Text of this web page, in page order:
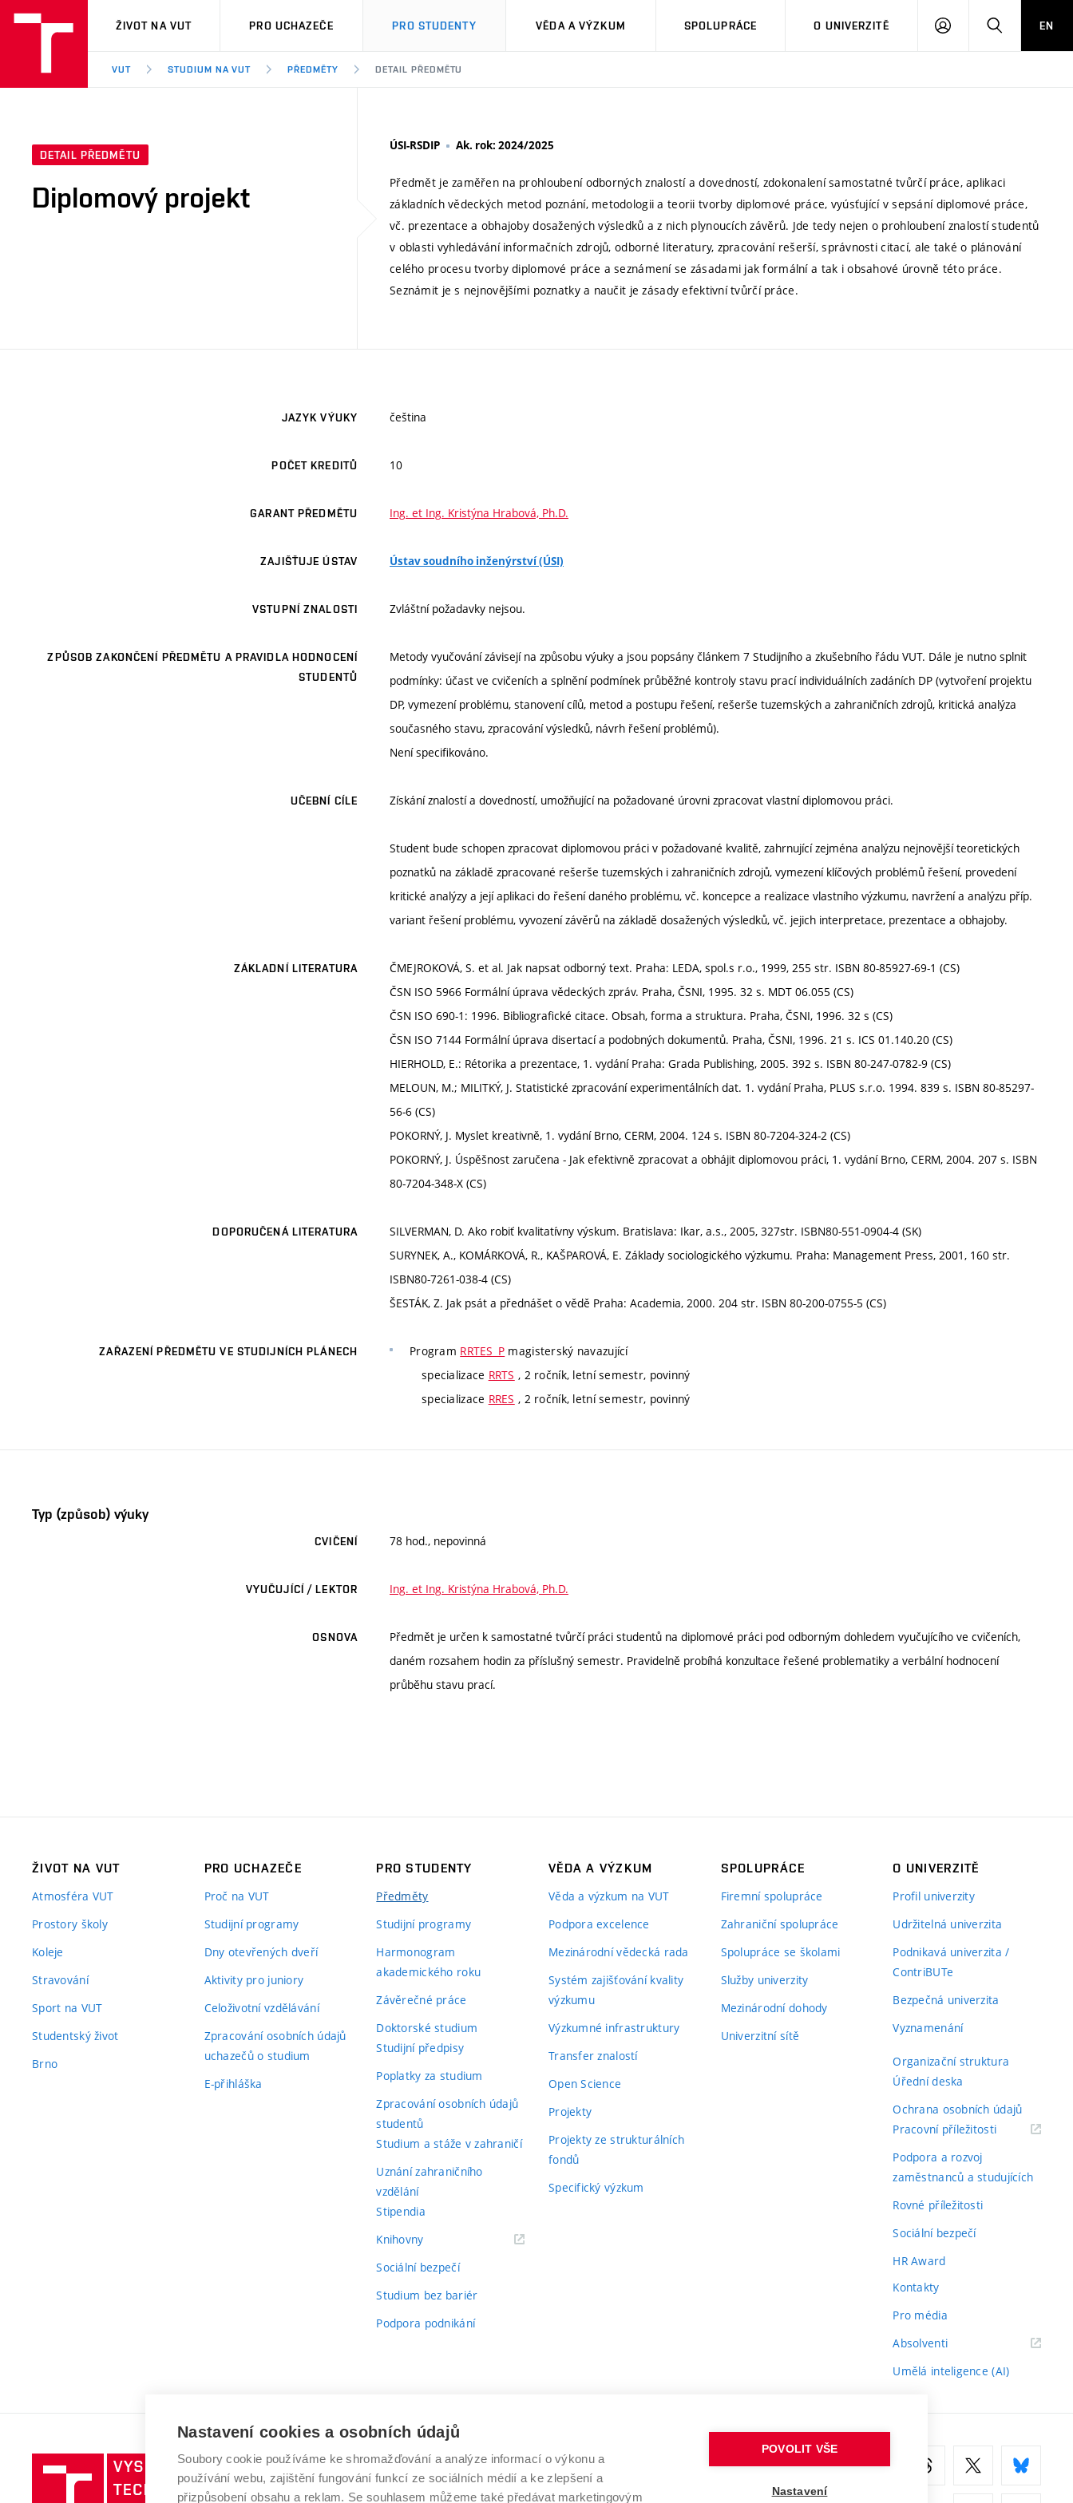
VUT
ŽIVOT NA VUT PRO UCHAZEČE PRO STUDENTY VĚDA A VÝZKUM SPOLUPRÁCE O UNIVERZITĚ
PŘIHLÁSIT HLEDATEN
VUT STUDIUM NA VUT PŘEDMĚTY DETAIL PŘEDMĚTU
DETAIL PŘEDMĚTU
Diplomový projekt
ÚSI-RSDIP Ak. rok: 2024/2025
Předmět je zaměřen na prohloubení odborných znalostí a dovedností, zdokonalení samostatné tvůrčí práce, aplikaci
základních vědeckých metod poznání, metodologii a teorii tvorby diplomové práce, vyúsťující v sepsání diplomové práce,
vč. prezentace a obhajoby dosažených výsledků a z nich plynoucích závěrů. Jde tedy nejen o prohloubení znalostí studentů
v oblasti vyhledávání informačních zdrojů, odborné literatury, zpracování rešerší, správnosti citací, ale také o plánování
celého procesu tvorby diplomové práce a seznámení se zásadami jak formální a tak i obsahové úrovně této práce.
Seznámit je s nejnovějšími poznatky a naučit je zásady efektivní tvůrčí práce.
JAZYK VÝUKY čeština
POČET KREDITŮ 10
GARANT PŘEDMĚTU Ing. et Ing. Kristýna Hrabová, Ph.D.
ZAJIŠŤUJE ÚSTAV Ústav soudního inženýrství (ÚSI)
VSTUPNÍ ZNALOSTI Zvláštní požadavky nejsou.
ZPŮSOB ZAKONČENÍ PŘEDMĚTU A PRAVIDLA HODNOCENÍ
STUDENTŮ
Metody vyučování závisejí na způsobu výuky a jsou popsány článkem 7 Studijního a zkušebního řádu VUT. Dále je nutno splnit
podmínky: účast ve cvičeních a splnění podmínek průběžné kontroly stavu prací individuálních zadáních DP (vytvoření projektu
DP, vymezení problému, stanovení cílů, metod a postupu řešení, rešerše tuzemských a zahraničních zdrojů, kritická analýza
současného stavu, zpracování výsledků, návrh řešení problémů).
Není specifikováno.
UČEBNÍ CÍLE Získání znalostí a dovedností, umožňující na požadované úrovni zpracovat vlastní diplomovou práci.
Student bude schopen zpracovat diplomovou práci v požadované kvalitě, zahrnující zejména analýzu nejnovější teoretických
poznatků na základě zpracované rešerše tuzemských i zahraničních zdrojů, vymezení klíčových problémů řešení, provedení
kritické analýzy a její aplikaci do řešení daného problému, vč. koncepce a realizace vlastního výzkumu, navržení a analýzu příp.
variant řešení problému, vyvození závěrů na základě dosažených výsledků, vč. jejich interpretace, prezentace a obhajoby.
ZÁKLADNÍ LITERATURA
ČMEJROKOVÁ, S. et al. Jak napsat odborný text. Praha: LEDA, spol.s r.o., 1999, 255 str. ISBN 80-85927-69-1 (CS)
ČSN ISO 5966 Formální úprava vědeckých zpráv. Praha, ČSNI, 1995. 32 s. MDT 06.055 (CS)
ČSN ISO 690-1: 1996. Bibliografické citace. Obsah, forma a struktura. Praha, ČSNI, 1996. 32 s (CS)
ČSN ISO 7144 Formální úprava disertací a podobných dokumentů. Praha, ČSNI, 1996. 21 s. ICS 01.140.20 (CS)
HIERHOLD, E.: Rétorika a prezentace, 1. vydání Praha: Grada Publishing, 2005. 392 s. ISBN 80-247-0782-9 (CS)
MELOUN, M.; MILITKÝ, J. Statistické zpracování experimentálních dat. 1. vydání Praha, PLUS s.r.o. 1994. 839 s. ISBN 80-85297-
56-6 (CS)
POKORNÝ, J. Myslet kreativně, 1. vydání Brno, CERM, 2004. 124 s. ISBN 80-7204-324-2 (CS)
POKORNÝ, J. Úspěšnost zaručena - Jak efektivně zpracovat a obhájit diplomovou práci, 1. vydání Brno, CERM, 2004. 207 s. ISBN
80-7204-348-X (CS)
DOPORUČENÁ LITERATURA
SILVERMAN, D. Ako robiť kvalitatívny výskum. Bratislava: Ikar, a.s., 2005, 327str. ISBN80-551-0904-4 (SK)
SURYNEK, A., KOMÁRKOVÁ, R., KAŠPAROVÁ, E. Základy sociologického výzkumu. Praha: Management Press, 2001, 160 str.
ISBN80-7261-038-4 (CS)
ŠESTÁK, Z. Jak psát a přednášet o vědě Praha: Academia, 2000. 204 str. ISBN 80-200-0755-5 (CS)
ZAŘAZENÍ PŘEDMĚTU VE STUDIJNÍCH PLÁNECH Program RRTES_P magisterský navazující
specializace RRTS , 2 ročník, letní semestr, povinný
specializace RRES , 2 ročník, letní semestr, povinný
Typ (způsob) výuky
CVIČENÍ 78 hod., nepovinná
VYUČUJÍCÍ / LEKTOR Ing. et Ing. Kristýna Hrabová, Ph.D.
OSNOVA
Předmět je určen k samostatné tvůrčí práci studentů na diplomové práci pod odborným dohledem vyučujícího ve cvičeních,
daném rozsahem hodin za příslušný semestr. Pravidelně probíhá konzultace řešené problematiky a verbální hodnocení
průběhu stavu prací.
ŽIVOT NA VUT
Atmosféra VUT
Prostory školy
Koleje
Stravování
Sport na VUT
Studentský život
Brno
PRO UCHAZEČE
Proč na VUT
Studijní programy
Dny otevřených dveří
Aktivity pro juniory
Celoživotní vzdělávání
Zpracování osobních údajů
uchazečů o studium
E-přihláška
PRO STUDENTY
Předměty
Studijní programy
Harmonogram
akademického roku
Závěrečné práce
Doktorské studium
Studijní předpisy
Poplatky za studium
Zpracování osobních údajů
studentů
Studium a stáže v zahraničí
Uznání zahraničního
vzdělání
Stipendia
Knihovny(externí
Sociální bezpečí
Studium bez bariér
Podpora podnikání
VĚDA A VÝZKUM
Věda a výzkum na VUT
Podpora excelence
Mezinárodní vědecká rada
Systém zajišťování kvality
výzkumu
Výzkumné infrastruktury
Transfer znalostí
Open Science
Projekty
Projekty ze strukturálních
fondů
Specifický výzkum
SPOLUPRÁCE
Firemní spolupráce
Zahraniční spolupráce
Spolupráce se školami
Služby univerzity
Mezinárodní dohody
Univerzitní sítě
O UNIVERZITĚ
Profil univerzity
Udržitelná univerzita
Podnikavá univerzita /
ContriBUTe
Bezpečná univerzita
Vyznamenání
Organizační struktura
Úřední deska
Ochrana osobních údajů
Pracovní příležitosti(externí
Podpora a rozvoj
zaměstnanců a studujících
Rovné příležitosti
Sociální bezpečí
HR Award
Kontakty
Pro média
Absolventi(externí
Umělá inteligence (AI)
Vysoké
učení
VYSOKÉ UČENÍ TECHNICKÉ V BRNĚ
Antonínská 548/1
www.vut.cz
Nastavení cookies a osobních údajů
Soubory cookie používáme ke shromažďování a analýze informací o výkonu a
používání webu, zajištění fungování funkcí ze sociálních médií a ke zlepšení a
přizpůsobení obsahu a reklam. Se souhlasem můžeme také předávat marketingovým
POVOLIT VŠE
Nastavení